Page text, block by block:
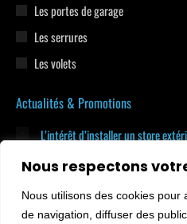
Nous respectons
Nous utilisons des cookies pour
de navigation, diffuser des
Les portes de garage
Les serrures
Les volets
Actualités & Promotions
L’intérêt d’installer un store
7 juillet 2026
Quels types de volets roulants
Île-de-France ?